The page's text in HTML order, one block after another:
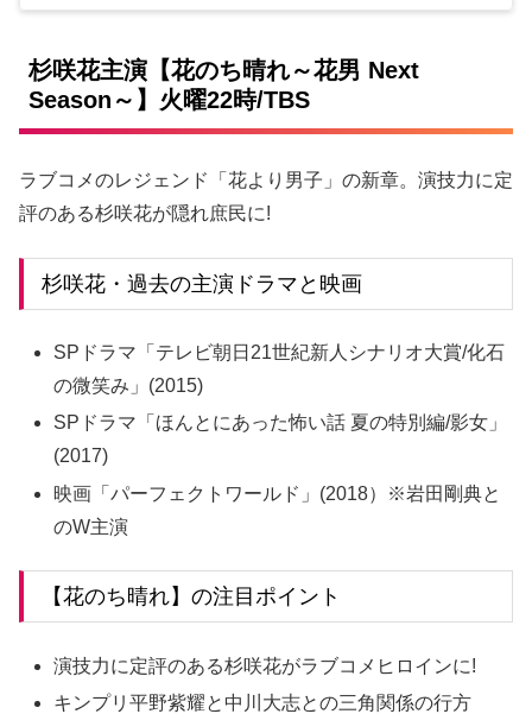
杉咲花主演【花のち晴れ～花男 Next
Season～】火曜22時/TBS
ラブコメのレジェンド「花より男子」の新章。演技力に定
評のある杉咲花が隠れ庶民に!
杉咲花・過去の主演ドラマと映画
SPドラマ「テレビ朝日21世紀新人シナリオ大賞/化石
の微笑み」(2015)
SPドラマ「ほんとにあった怖い話 夏の特別編/影女」
(2017)
映画「パーフェクトワールド」(2018）※岩田剛典と
のW主演
【花のち晴れ】の注目ポイント
演技力に定評のある杉咲花がラブコメヒロインに!
キンプリ平野紫耀と中川大志との三角関係の行方